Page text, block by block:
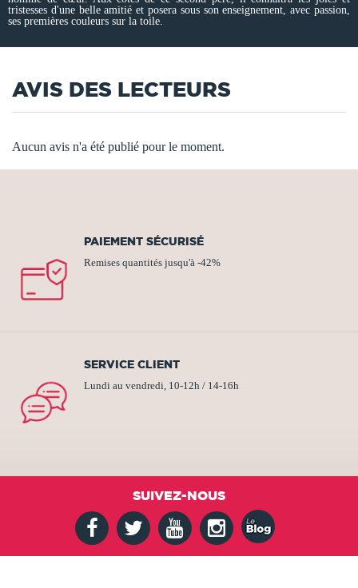
tristesses d'une belle amitié et posera sous son enseignement, avec passion,
ses premières couleurs sur la toile.
AVIS DES LECTEURS
Aucun avis n'a été publié pour le moment.
PAIEMENT SÉCURISÉ
Remises quantités jusqu'à -42%
SERVICE CLIENT
Lundi au vendredi, 10-12h / 14-16h
SUIVEZ-NOUS